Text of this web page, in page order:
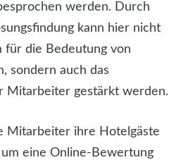
werden. Durch
kann hier nicht
für die Bedeutung von
sondern auch das
Mitarbeiter gestärkt werden.
Mitarbeiter ihre Hotelgäste
eine Online-Bewertung